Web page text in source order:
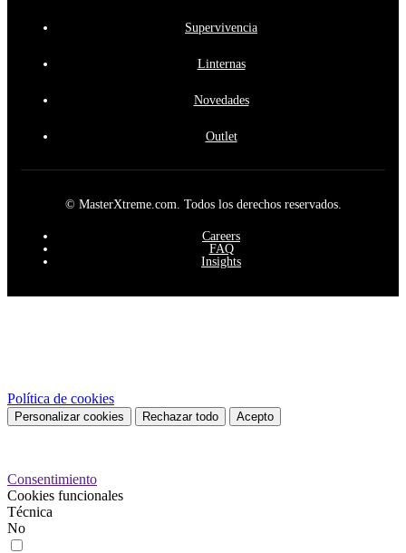
Supervivencia
Linternas
Novedades
Outlet
© MasterXtreme.com. Todos los derechos reservados.
Careers
FAQ
Insights
Política de cookies
Personalizar cookies Rechazar todo Acepto
Consentimiento
Cookies funcionales
Técnica
No